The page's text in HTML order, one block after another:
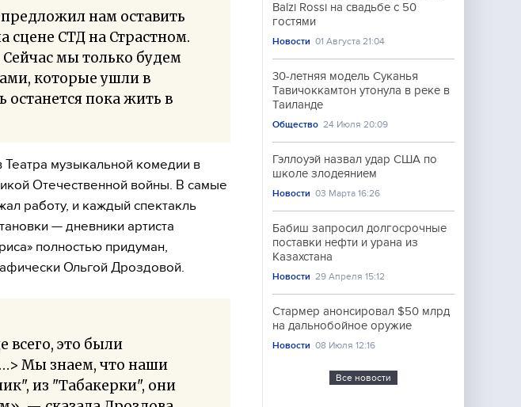
нам оставить
сцене СТД на Страстном.
Сейчас мы только будем
которые ушли в
останется пока жить в
Театра музыкальной комедии в
Отечественной войны. В самые
работу, и каждый спектакль
— дневники артиста
полностью придуман,
Ольгой Дроздовой.
всего, это были
Мы знаем, что наши
из "Табакерки", они
Balzi Rossi на свадьбе с 50
гостями
Новости 01 Августа 21:04
30-летняя модель Суканья
Тавичоккамтон утонула в реке в
Таиланде
Общество 24 Июля 20:09
Гэллоуэй назвал удар США по
школе злодеянием
Новости 03 Марта 16:26
Бабиш запросил долгосрочные
поставки нефти и урана из
Казахстана
Новости 29 Апреля 15:12
Стармер анонсировал $50 млрд
на дальнобойное оружие
Новости 08 Июля 12:16
Все новости